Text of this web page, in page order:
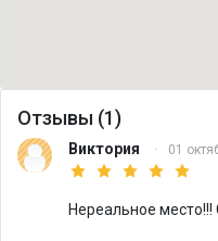
Отзывы (1)
Виктория · 01
Нереальное